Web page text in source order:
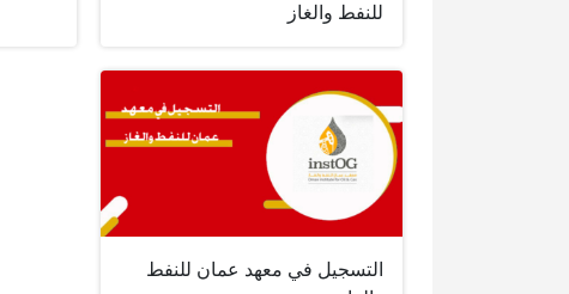
للنفط والغاز
التسجيل في معهد عمان للنفط